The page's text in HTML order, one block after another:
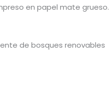
en papel mate
de bosques renovables